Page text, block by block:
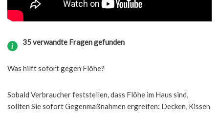
35 verwandte Fragen gefunden
Was hilft sofort gegen Flöhe?
Sobald Verbraucher feststellen, dass Flöhe im Haus sind,
sollten Sie sofort Gegenmaßnahmen ergreifen: Decken, Kissen